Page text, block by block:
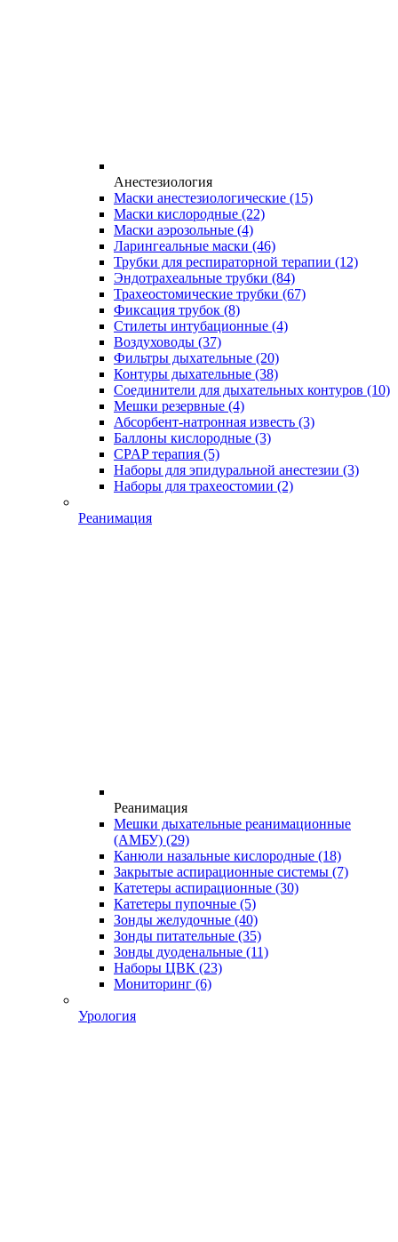
Анестезиология
Маски анестезиологические (15)
Маски кислородные (22)
Маски аэрозольные (4)
Ларингеальные маски (46)
Трубки для респираторной терапии (12)
Эндотрахеальные трубки (84)
Трахеостомические трубки (67)
Фиксация трубок (8)
Стилеты интубационные (4)
Воздуховоды (37)
Фильтры дыхательные (20)
Контуры дыхательные (38)
Соединители для дыхательных контуров (10)
Мешки резервные (4)
Абсорбент-натронная известь (3)
Баллоны кислородные (3)
CPAP терапия (5)
Наборы для эпидуральной анестезии (3)
Наборы для трахеостомии (2)
Реанимация
Реанимация
Мешки дыхательные реанимационные
(АМБУ) (29)
Канюли назальные кислородные (18)
Закрытые аспирационные системы (7)
Катетеры аспирационные (30)
Катетеры пупочные (5)
Зонды желудочные (40)
Зонды питательные (35)
Зонды дуоденальные (11)
Наборы ЦВК (23)
Мониторинг (6)
Урология